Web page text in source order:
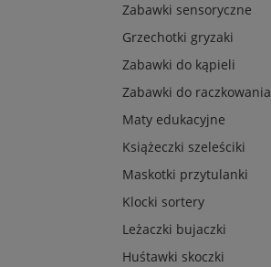
Zabawki sensoryczne
Grzechotki gryzaki
Zabawki do kąpieli
Zabawki do raczkowania
Maty edukacyjne
Książeczki szeleściki
Maskotki przytulanki
Klocki sortery
Leżaczki bujaczki
Huśtawki skoczki